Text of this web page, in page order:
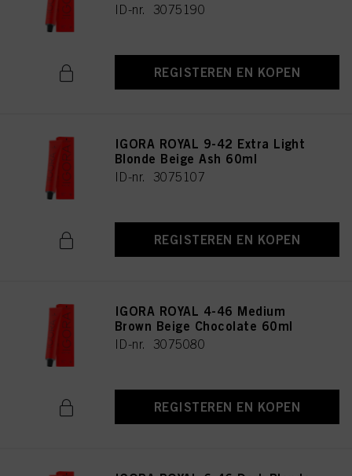
ID-nr. 3075190
REGISTEREN EN KOPEN
IGORA ROYAL 9-42 Extra Light
Blonde Beige Ash 60ml
ID-nr. 3075107
REGISTEREN EN KOPEN
IGORA ROYAL 4-46 Medium
Brown Beige Chocolate 60ml
ID-nr. 3075080
REGISTEREN EN KOPEN